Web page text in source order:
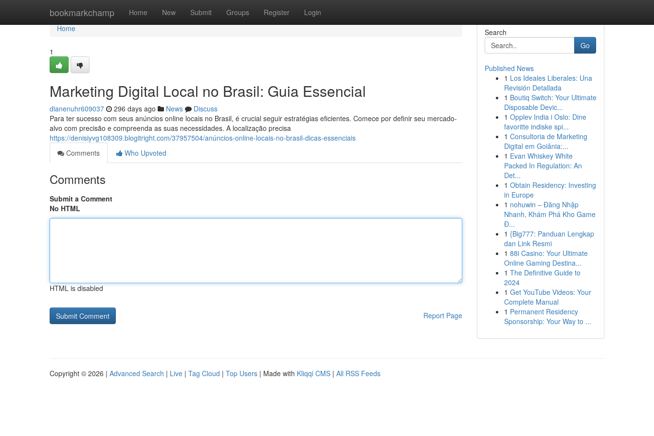
bookmarkchamp Home New Submit Groups Register Login
Home
Home
1
Marketing Digital Local no Brasil: Guia Essencial
dianenuhr609037 296 days ago News
Discuss
Para ter sucesso com seus anúncios online locais no Brasil, é crucial seguir estratégias eficientes. Comece por definir seu mercado-
alvo com precisão e compreenda as suas necessidades. A localização precisa
https://denisiyvg108309.blogitright.com/37957504/anúncios-online-locais-no-brasil-dicas-essenciais
Comments
Who Upvoted
Comments
Submit a Comment
No HTML
HTML is disabled
Report Page
Search
Go
Published News
1 Los Ideales Liberales: Una
Revisión Detallada
1 Boutiq Switch: Your Ultimate
Disposable Devic...
1 Opplev India i Oslo: Dine
favoritte indiske spi...
1 Consultoria de Marketing
Digital em Goiânia:...
1 Evan Whiskey White
Packed In Regulation: An
Det...
1 Obtain Residency: Investing
in Europe
1 nohuwin – Đăng Nhập
Nhanh, Khám Phá Kho Game
Đ...
1 {Big777: Panduan Lengkap
dan Link Resmi
1 88i Casino: Your Ultimate
Online Gaming Destina...
1 The Definitive Guide to
2024
1 Get YouTube Videos: Your
Complete Manual
1 Permanent Residency
Sponsorship: Your Way to ...
Copyright © 2026 | Advanced Search | Live | Tag Cloud | Top Users | Made with Kliqqi CMS | All RSS Feeds